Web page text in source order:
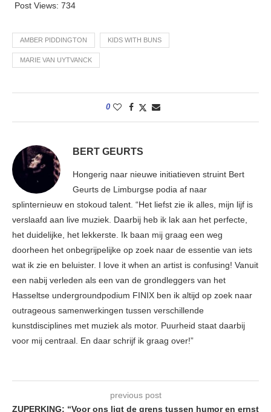
Post Views: 734
AMBER PIDDINGTON KIDS WITH BUNS
MARIE VAN UYTVANCK
0
BERT GEURTS
Hongerig naar nieuwe initiatieven struint Bert
Geurts de Limburgse podia af naar
splinternieuw en stokoud talent. “Het liefst zie ik alles, mijn lijf is
verslaafd aan live muziek. Daarbij heb ik lak aan het perfecte,
het duidelijke, het lekkerste. Ik baan mij graag een weg
doorheen het onbegrijpelijke op zoek naar de essentie van iets
wat ik zie en beluister. I love it when an artist is confusing! Vanuit
een nabij verleden als een van de grondleggers van het
Hasseltse undergroundpodium FINIX ben ik altijd op zoek naar
outrageous samenwerkingen tussen verschillende
kunstdisciplines met muziek als motor. Puurheid staat daarbij
voor mij centraal. En daar schrijf ik graag over!”
previous post
ZUPERKING: “Voor ons ligt de grens tussen humor en ernst